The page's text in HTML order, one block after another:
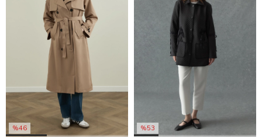
%46 %53